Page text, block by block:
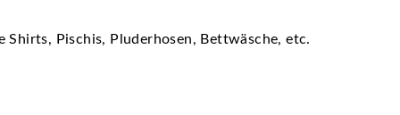
Pischis, Pluderhosen, Bettwäsche, etc.